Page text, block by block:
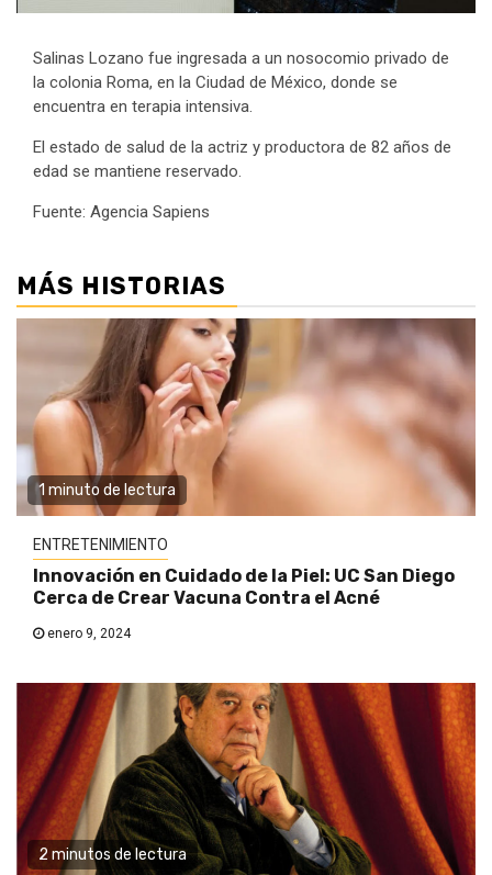
Salinas Lozano fue ingresada a un nosocomio privado de
la colonia Roma, en la Ciudad de México, donde se
encuentra en terapia intensiva.
El estado de salud de la actriz y productora de 82 años de
edad se mantiene reservado.
Fuente: Agencia Sapiens
MÁS HISTORIAS
1 minuto de lectura
ENTRETENIMIENTO
Innovación en Cuidado de la Piel: UC San Diego
Cerca de Crear Vacuna Contra el Acné
enero 9, 2024
2 minutos de lectura